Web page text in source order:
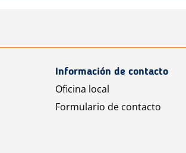
Información de contacto
Oficina local
Formulario de contacto